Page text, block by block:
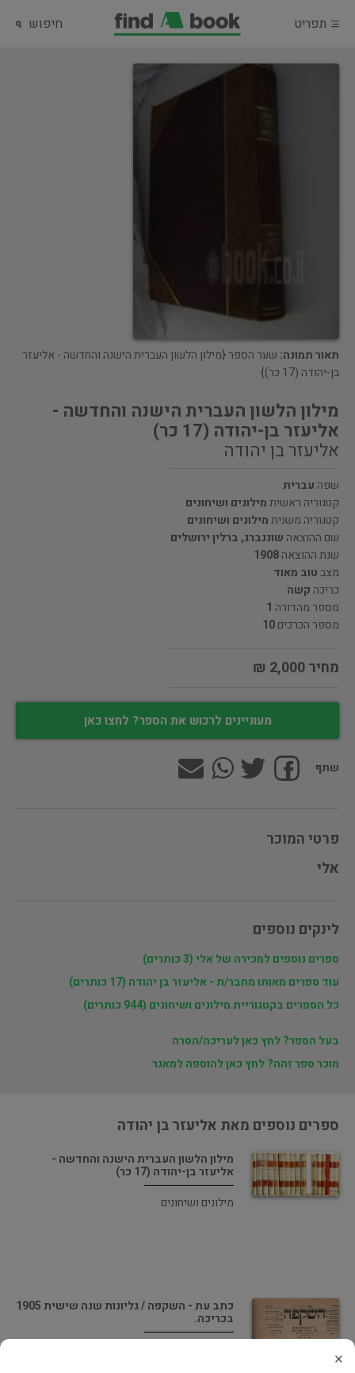
תפריט חיפוש
תאור תמונה: שער הספר {מילון הלשון העברית הישנה והחדשה - אליעזר
בן-יהודה (17 כר)}
מילון הלשון העברית הישנה והחדשה -
אליעזר בן-יהודה (17 כר)
אליעזר בן יהודה
שפה עברית
קטגוריה ראשיתמילונים ושיחונים
קטגוריה משניתמילונים ושיחונים
שם ההוצאה שוננברג, ברלין ירושלים
שנת ההוצאה1908
מצבטוב מאוד
כריכה קשה
מספר מהדורה 1
מספר הכרכים10
מחיר 2,000 ₪
מעוניינים לרכוש את הספר? לחצו כאן
שתף
פרטי המוכר
אלי
לינקים נוספים
ספרים נוספים למכירה של אלי (3 כותרים)
עוד ספרים מאותו מחבר/ת - אליעזר בן יהודה (17 כותרים)
כל הספרים בקטגוריית מילונים ושיחונים (944 כותרים)
בעל הספר? לחץ כאן לעריכה/הסרה
מוכר ספר זהה? לחץ כאן להוספה למאגר
ספרים נוספים מאת אליעזר בן יהודה
מילון הלשון העברית הישנה והחדשה -
אליעזר בן-יהודה (17 כר)
מילונים ושיחונים
כתב עת - השקפה / גליונות שנה שישית 1905
בכריכה.
×